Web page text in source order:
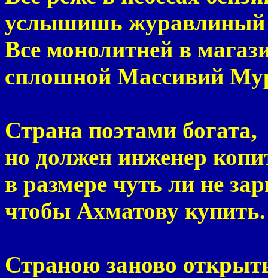
услышишь журавлиный
Все монолитней в
сплошной Массивий
Страна поэтами богата,
но должен инженер
в размере чуть ли не
чтобы Ахматову купить.
Страною заново